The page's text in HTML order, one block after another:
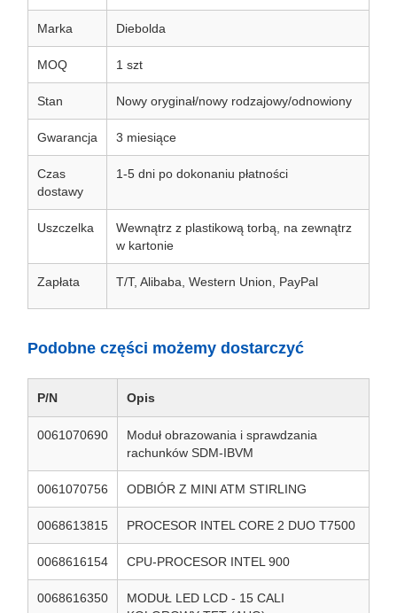
Marka Diebolda
MOQ 1 szt
Stan Nowy oryginał/nowy rodzajowy/odnowiony
Gwarancja 3 miesiące
Czas
dostawy
1-5 dni po dokonaniu płatności
Uszczelka
Wewnątrz z plastikową torbą, na zewnątrz
w kartonie
Zapłata T/T, Alibaba, Western Union, PayPal
Podobne części możemy dostarczyć
P/N Opis
0061070690
Moduł obrazowania i sprawdzania
rachunków SDM-IBVM
0061070756 ODBIÓR Z MINI ATM STIRLING
0068613815 PROCESOR INTEL CORE 2 DUO T7500
0068616154 CPU-PROCESOR INTEL 900
0068616350
MODUŁ LED LCD - 15 CALI